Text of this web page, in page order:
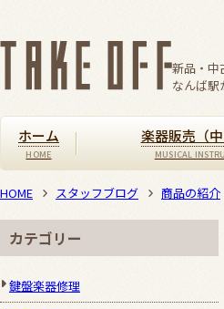
新品・中
なんば駅
ホーム 楽器販売（中
HOME スタッフブログ 商品の紹介
カテゴリー
鍵盤楽器修理